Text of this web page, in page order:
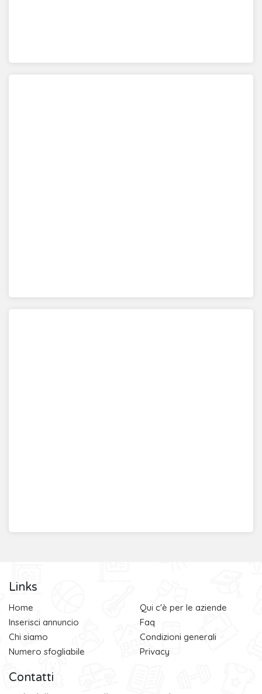
Links
Home
Inserisci annuncio
Chi siamo
Numero sfogliabile
Qui c'è per le aziende
Faq
Condizioni generali
Privacy
Contatti